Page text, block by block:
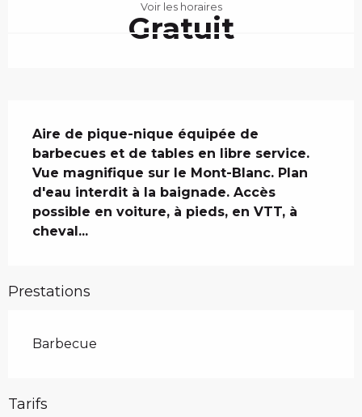
Voir les horaires
Gratuit
Aire de pique-nique équipée de
barbecues et de tables en libre service.
Vue magnifique sur le Mont-Blanc. Plan
d'eau interdit à la baignade. Accès
possible en voiture, à pieds, en VTT, à
cheval...
Prestations
Barbecue
Tarifs